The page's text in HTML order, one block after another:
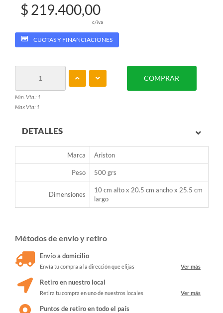
$ 219.400,00
c/iva
CUOTAS Y FINANCIACIONES
Min. Vta.: 1
Max Vta: 1
COMPRAR
DETALLES
Marca Ariston
Peso 500 grs
Dimensiones
10 cm alto x 20.5 cm ancho x 25.5 cm
largo
Métodos de envío y retiro
Envío a domicilio
Envía tu compra a la dirección que elijas Ver más
Retiro en nuestro local
Retira tu compra en uno de nuestros locales Ver más
Puntos de retiro en todo el país